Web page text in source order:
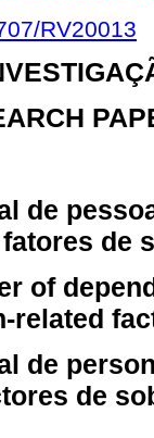
RV20013
de
de
of
related
de
de